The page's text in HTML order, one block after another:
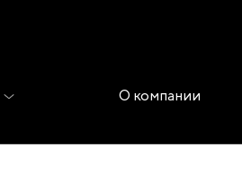
О компании